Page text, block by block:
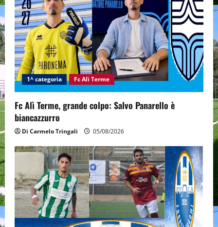
g
a
t
i
o
n
1^ categoria Fc Alì Terme
Fc Alì Terme, grande colpo: Salvo Panarello è
biancazzurro
Di Carmelo Tringali 05/08/2026